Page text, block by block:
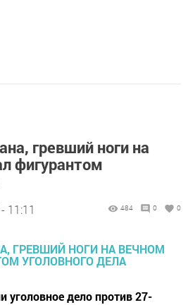
гревший ноги на
фигурантом
11:11 484 0 0
уголовное дело против 27-